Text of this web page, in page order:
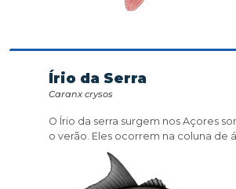
Írio da Serra
Caranx crysos
O Írio da serra surgem nos Açores
o verão. Eles ocorrem na coluna de